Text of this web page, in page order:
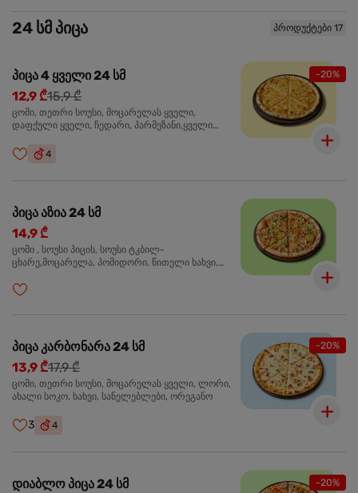
24 სმ პიცა პროდუქტები 17
-20%
პიცა 4 ყველი 24 სმ
12,9 ₾15,9 ₾
ცომი, თეთრი სოუსი, მოცარელას ყველი,
დაფქული ყველი, ჩედარი, პარმეზანი,ყველი
4
პიცა აზია 24 სმ
14,9 ₾
ცომი , სოუსი პიცის, სოუსი ტკბილ-
ცხარე,მოცარელა, პომიდორი, წითელი ხახვი,
სეზამის მარცვლის ნაზავი, ქინძი, ორეგანო
-20%
პიცა კარბონარა 24 სმ
13,9 ₾17,9 ₾
ცომი, თეთრი სოუსი, მოცარელას ყველი, ლორი,
ახალი სოკო, ხახვი, სანელებლები, ორეგანო
3 4
-20%
დიაბლო პიცა 24 სმ